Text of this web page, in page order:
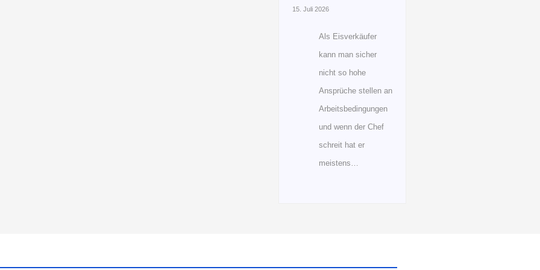
15. Juli 2026
Als Eisverkäufer
kann man sicher
nicht so hohe
Ansprüche stellen an
Arbeitsbedingungen
und wenn der Chef
schreit hat er
meistens…